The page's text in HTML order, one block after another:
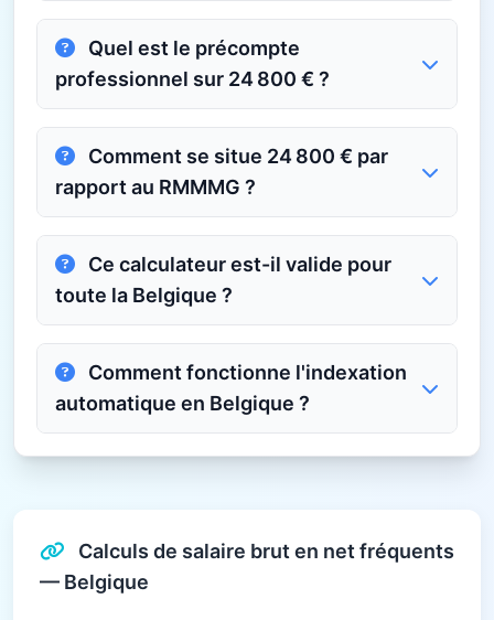
professionnel sur 24 800 € ?
rapport au RMMMG ?
toute la Belgique ?
automatique en Belgique ?
Calculs de salaire brut en net fréquents
— Belgique